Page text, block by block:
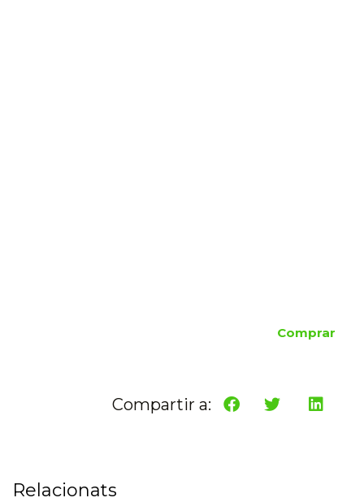
Comprar
Compartir a:
Relacionats